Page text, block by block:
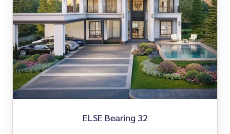
ELSE Bearing 32